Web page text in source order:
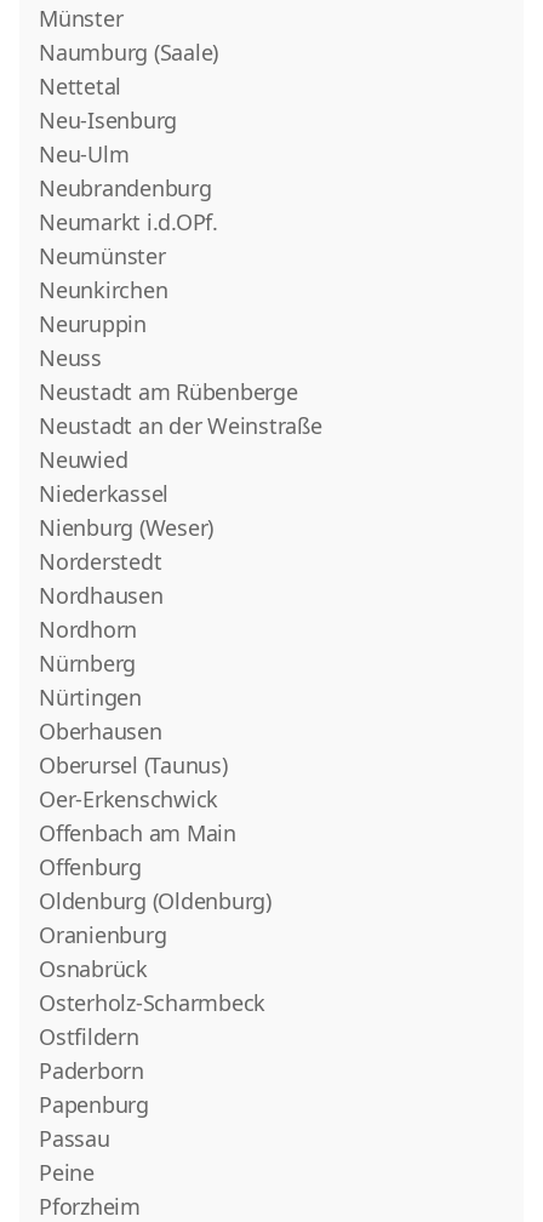
Münster
Naumburg (Saale)
Nettetal
Neu-Isenburg
Neu-Ulm
Neubrandenburg
Neumarkt i.d.OPf.
Neumünster
Neunkirchen
Neuruppin
Neuss
Neustadt am Rübenberge
Neustadt an der Weinstraße
Neuwied
Niederkassel
Nienburg (Weser)
Norderstedt
Nordhausen
Nordhorn
Nürnberg
Nürtingen
Oberhausen
Oberursel (Taunus)
Oer-Erkenschwick
Offenbach am Main
Offenburg
Oldenburg (Oldenburg)
Oranienburg
Osnabrück
Osterholz-Scharmbeck
Ostfildern
Paderborn
Papenburg
Passau
Peine
Pforzheim